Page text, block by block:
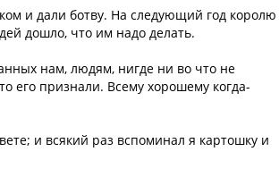
и дали ботву. На следующий год королю
дошло, что им надо делать.
нам, людям, нигде ни во что не
его признали. Всему хорошему когда-
и всякий раз вспоминал я картошку и